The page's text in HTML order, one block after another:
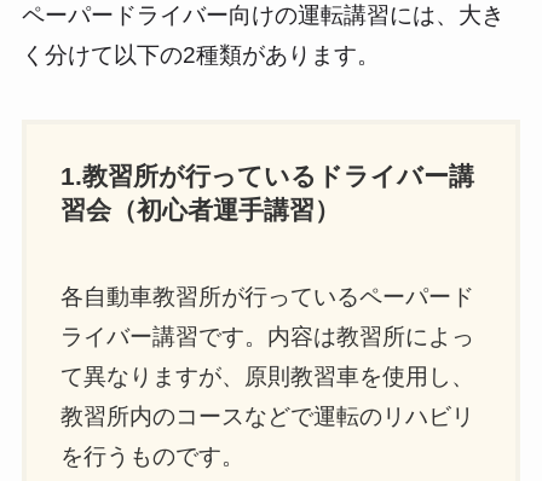
ペーパードライバー向けの運転講習には、大き
く分けて以下の2種類があります。
1.教習所が行っているドライバー講
習会（初心者運手講習）
各自動車教習所が行っているペーパード
ライバー講習です。内容は教習所によっ
て異なりますが、原則教習車を使用し、
教習所内のコースなどで運転のリハビリ
を行うものです。